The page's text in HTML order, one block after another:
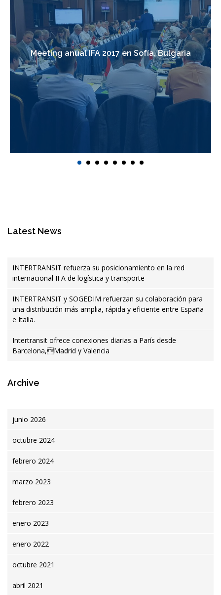
Meeting anual IFA 2017 en Sofía, Bulgaria
Latest News
INTERTRANSIT refuerza su posicionamiento en la red
internacional IFA de logística y transporte
INTERTRANSIT y SOGEDIM refuerzan su colaboración para
una distribución más amplia, rápida y eficiente entre España
e Italia.
Intertransit ofrece conexiones diarias a París desde
Barcelona,Madrid y Valencia
Archive
junio 2026
octubre 2024
febrero 2024
marzo 2023
febrero 2023
enero 2023
enero 2022
octubre 2021
abril 2021